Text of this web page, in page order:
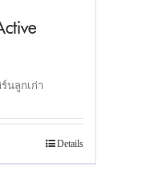
นลูกเก่า
Details